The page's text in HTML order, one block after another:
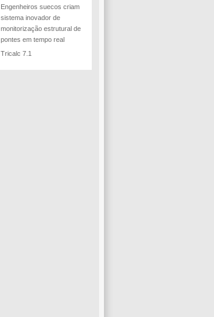
Engenheiros suecos criam
sistema inovador de
monitorização estrutural de
pontes em tempo real
Tricalc 7.1